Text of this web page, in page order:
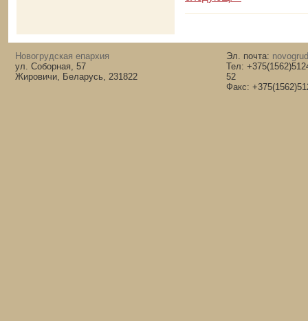
Новогрудская епархия
ул. Соборная, 57
Жировичи, Беларусь, 231822
Эл. почта:
Тел:
52
Факс: